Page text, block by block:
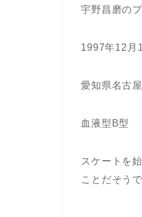
宇野昌磨の
1997年12月
愛知県名古
血液型B型
スケートを
ことだそうで